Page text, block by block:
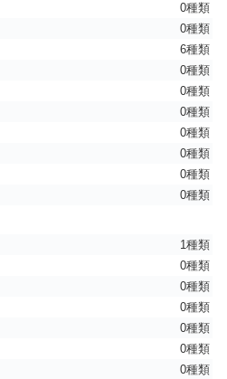
0種類
0種類
6種類
0種類
0種類
0種類
0種類
0種類
0種類
0種類
1種類
0種類
0種類
0種類
0種類
0種類
0種類